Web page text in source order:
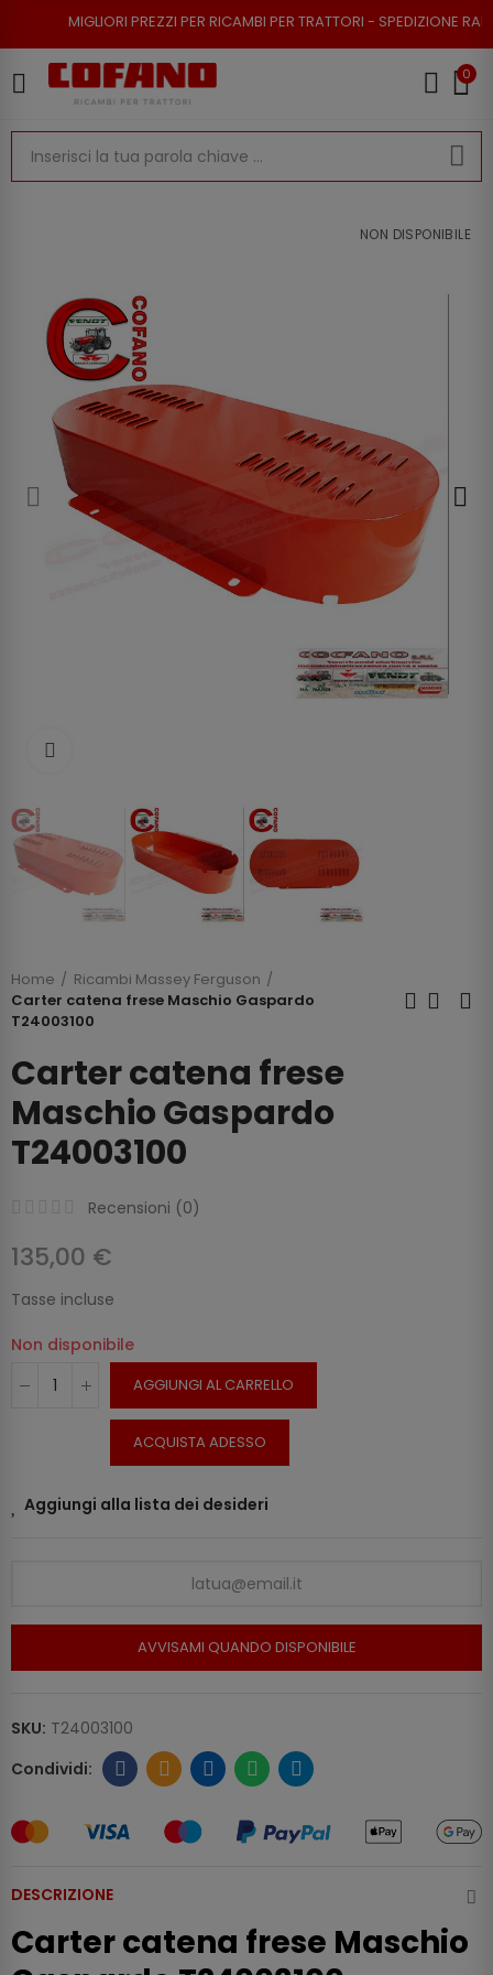
PREZZI PER RICAMBI PER TRATTORI - SPEDIZIONE RAPIDA - RESO
0
NON DISPONIBILE
Home
Ricambi Massey Ferguson
Carter catena frese Maschio Gaspardo
T24003100
Carter catena frese
Maschio Gaspardo
T24003100
Recensioni (0)
135,00 €
Tasse incluse
Non disponibile
AGGIUNGI AL CARRELLO
ACQUISTA ADESSO
Aggiungi alla lista dei desideri
AVVISAMI QUANDO DISPONIBILE
SKU: T24003100
DESCRIZIONE
Carter catena frese Maschio